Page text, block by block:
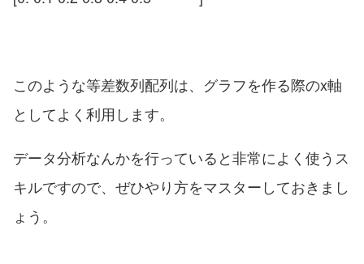
このような等差数列配列は、グラフを作る際のx軸
としてよく利用します。
データ分析なんかを行っていると非常によく使うス
キルですので、ぜひやり方をマスターしておきまし
ょう。